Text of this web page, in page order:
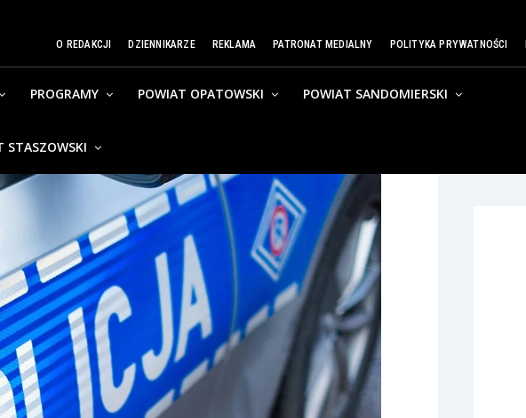
O REDAKCJI DZIENNIKARZE REKLAMA PATRONAT MEDIALNY POLITYKA PRYWATNOŚCI
PROGRAMY POWIAT OPATOWSKI POWIAT SANDOMIERSKI
STASZOWSKI